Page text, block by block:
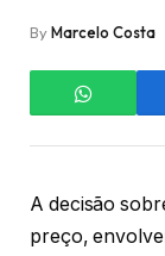
ByMarcelo Costa
A decisão
preço,